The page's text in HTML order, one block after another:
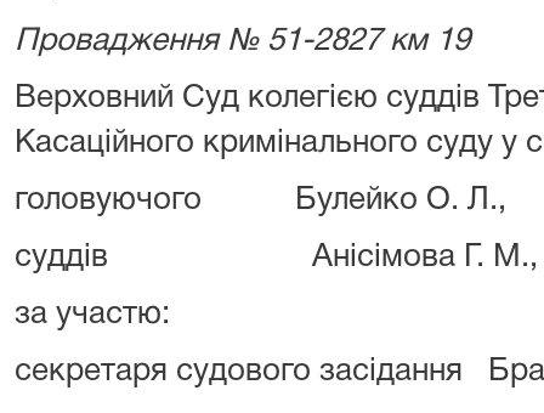
Провадження № 51-2827 км 19
Верховний Суд колегією суддів
Касаційного кримінального суду у
головуючого Булейко О. Л.,
суддів Анісімова Г. М.,
за участю:
секретаря судового засідання